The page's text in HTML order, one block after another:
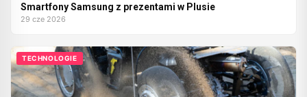
Smartfony Samsung z prezentami w Plusie
29 cze 2026
TECHNOLOGIE